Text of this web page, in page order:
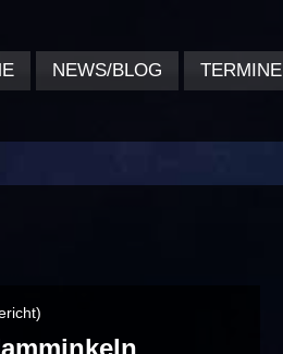
NEWS/BLOG TERMINE